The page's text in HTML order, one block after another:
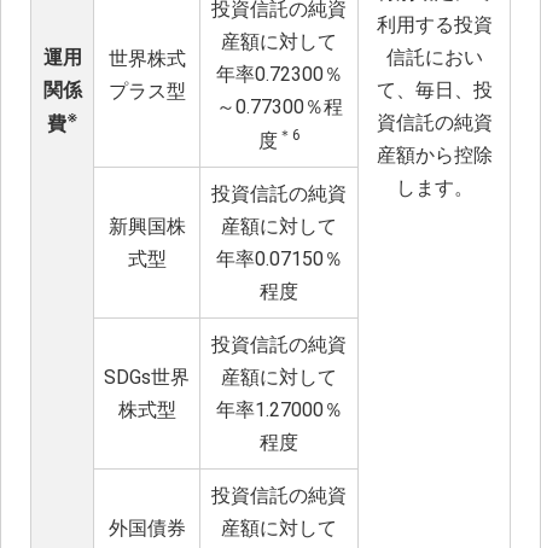
運用
関係
費※
利用する投資
信託におい
て、毎日、投
資信託の純資
産額から控除
します。
世界株式
プラス型
投資信託の純資
産額に対して
年率0.72300％
～0.77300％程
度＊6
新興国株
式型
投資信託の純資
産額に対して
年率0.07150％
程度
SDGs世界
株式型
投資信託の純資
産額に対して
年率1.27000％
程度
外国債券
投資信託の純資
産額に対して